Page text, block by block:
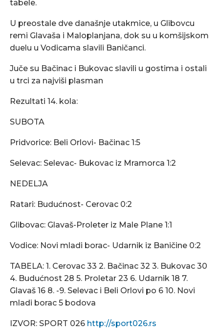
tabele.
U preostale dve današnje utakmice, u Glibovcu
remi Glavaša i Maloplanjana, dok su u komšijskom
duelu u Vodicama slavili Baničanci.
Juče su Bačinac i Bukovac slavili u gostima i ostali
u trci za najviši plasman
Rezultati 14. kola:
SUBOTA
Pridvorice: Beli Orlovi- Bačinac 1:5
Selevac: Selevac- Bukovac iz Mramorca 1:2
NEDELJA
Ratari: Budućnost- Cerovac 0:2
Glibovac: Glavaš-Proleter iz Male Plane 1:1
Vodice: Novi mladi borac- Udarnik iz Baničine 0:2
TABELA: 1. Cerovac 33 2. Bačinac 32 3. Bukovac 30
4. Budućnost 28 5. Proletar 23 6. Udarnik 18 7.
Glavaš 16 8. -9. Selevac i Beli Orlovi po 6 10. Novi
mladi borac 5 bodova
IZVOR: SPORT 026 http://sport026.rs